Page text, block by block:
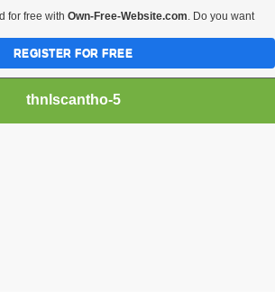
thnlscantho-5
for free with Own-Free-Website.com. Do you want
REGISTER FOR FREE